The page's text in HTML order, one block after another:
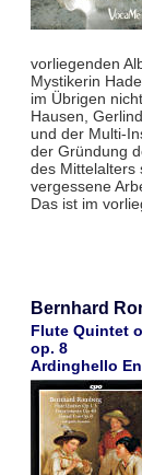
vorliegenden
Mystikerin
im Übrigen
Hausen,
und der Multi-
der Gründung
des Mittelalters
vergessene
Das ist im
Bernhard
Flute Quintet
op. 8
Ardinghello